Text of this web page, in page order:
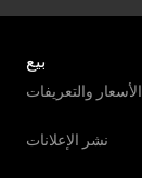
بيع
الأسعار والتعريفات
نشر الإعلانات